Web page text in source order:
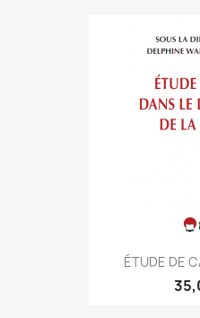
ÉTUDE DE